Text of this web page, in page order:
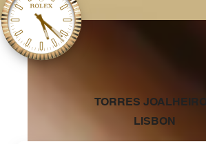
‭TORRES JOALHEIROS
LISBON‬